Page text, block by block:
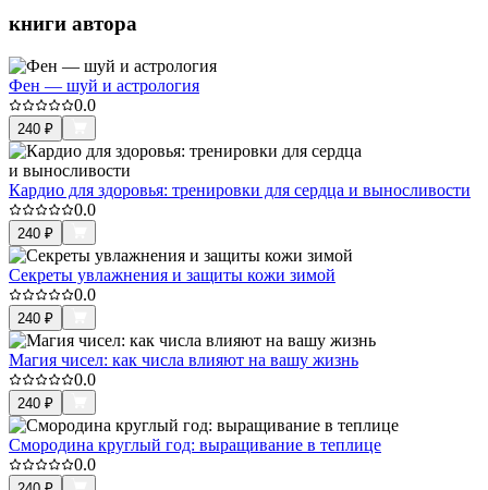
книги автора
Фен — шуй и астрология
0.0
240 ₽
Кардио для здоровья: тренировки для сердца и выносливости
0.0
240 ₽
Секреты увлажнения и защиты кожи зимой
0.0
240 ₽
Магия чисел: как числа влияют на вашу жизнь
0.0
240 ₽
Смородина круглый год: выращивание в теплице
0.0